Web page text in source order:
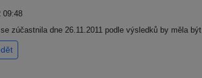
09:48
zúčastnila dne 26.11.2011 podle výsledků by měla